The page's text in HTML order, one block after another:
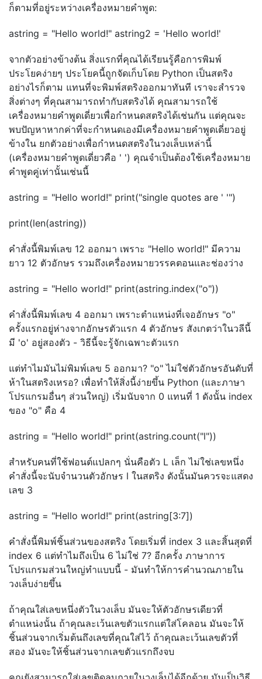
ก็ตามที่อยู่ระหว่างเครื่องหมายคำพูด:
astring = "Hello world!" astring2 = 'Hello world!'
จากตัวอย่างข้างต้น สิ่งแรกที่คุณได้เรียนรู้คือการพิมพ์
ประโยคง่ายๆ ประโยคนี้ถูกจัดเก็บโดย Python เป็นสตริง
อย่างไรก็ตาม แทนที่จะพิมพ์สตริงออกมาทันที เราจะสำรวจ
สิ่งต่างๆ ที่คุณสามารถทำกับสตริงได้ คุณสามารถใช้
เครื่องหมายคำพูดเดี่ยวเพื่อกำหนดสตริงได้เช่นกัน แต่คุณจะ
พบปัญหาหากค่าที่จะกำหนดเองมีเครื่องหมายคำพูดเดี่ยวอยู่
ข้างใน ยกตัวอย่างเพื่อกำหนดสตริงในวงเล็บเหล่านี้
(เครื่องหมายคำพูดเดี่ยวคือ ' ') คุณจำเป็นต้องใช้เครื่องหมาย
คำพูดคู่เท่านั้นเช่นนี้
astring = "Hello world!" print("single quotes are ' '")
print(len(astring))
คำสั่งนี้พิมพ์เลข 12 ออกมา เพราะ "Hello world!" มีความ
ยาว 12 ตัวอักษร รวมถึงเครื่องหมายวรรคตอนและช่องว่าง
astring = "Hello world!" print(astring.index("o"))
คำสั่งนี้พิมพ์เลข 4 ออกมา เพราะตำแหน่งที่เจออักษร "o"
ครั้งแรกอยู่ห่างจากอักษรตัวแรก 4 ตัวอักษร สังเกตว่าในวลีนี้
มี 'o' อยู่สองตัว - วิธีนี้จะรู้จักเฉพาะตัวแรก
แต่ทำไมมันไม่พิมพ์เลข 5 ออกมา? "o" ไม่ใช่ตัวอักษรอันดับที่
ห้าในสตริงเหรอ? เพื่อทำให้สิ่งนี้ง่ายขึ้น Python (และภาษา
โปรแกรมอื่นๆ ส่วนใหญ่) เริ่มนับจาก 0 แทนที่ 1 ดังนั้น index
ของ "o" คือ 4
astring = "Hello world!" print(astring.count("l"))
สำหรับคนที่ใช้ฟอนต์แปลกๆ นั่นคือตัว L เล็ก ไม่ใช่เลขหนึ่ง
คำสั่งนี้จะนับจำนวนตัวอักษร l ในสตริง ดังนั้นมันควรจะแสดง
เลข 3
astring = "Hello world!" print(astring[3:7])
คำสั่งนี้พิมพ์ชิ้นส่วนของสตริง โดยเริ่มที่ index 3 และสิ้นสุดที่
index 6 แต่ทำไมถึงเป็น 6 ไม่ใช่ 7? อีกครั้ง ภาษาการ
โปรแกรมส่วนใหญ่ทำแบบนี้ - มันทำให้การคำนวณภายใน
วงเล็บง่ายขึ้น
ถ้าคุณใส่เลขหนึ่งตัวในวงเล็บ มันจะให้ตัวอักษรเดียวที่
ตำแหน่งนั้น ถ้าคุณละเว้นเลขตัวแรกแต่ใส่โคลอน มันจะให้
ชิ้นส่วนจากเริ่มต้นถึงเลขที่คุณใส่ไว้ ถ้าคุณละเว้นเลขตัวที่
สอง มันจะให้ชิ้นส่วนจากเลขตัวแรกถึงจบ